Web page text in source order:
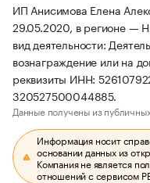
ИП Анисимова Елена
29.05.2020, в регионе —
вид деятельности:
вознаграждение или на
реквизиты ИНН:
320527500044885.
Данные получены из
Информация носит
основании данных из
Компания не является
отношений с сервисом